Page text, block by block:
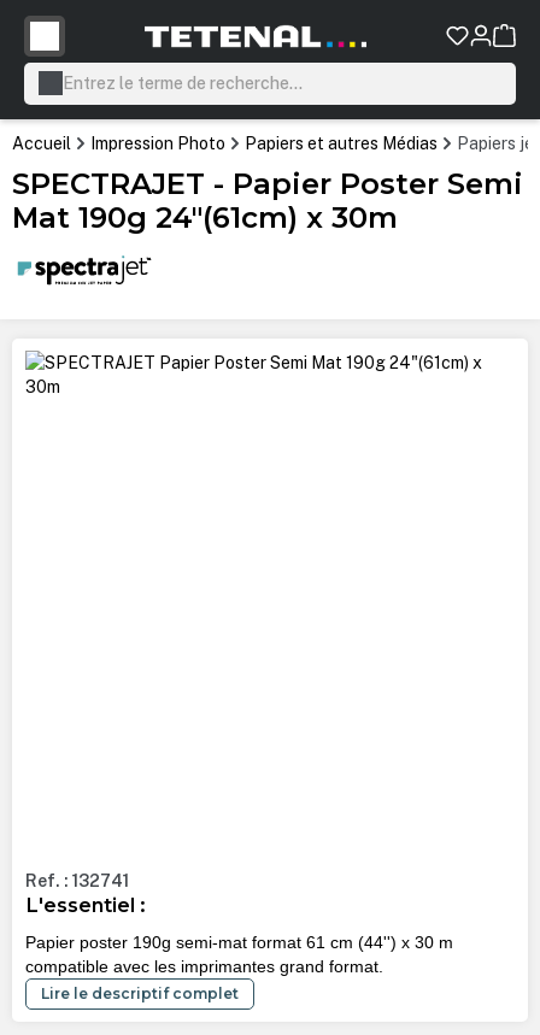
principal
Accueil Impression Photo Papiers et autres Médias Papiers
SPECTRAJET - Papier Poster Semi
Mat 190g 24"(61cm) x 30m
Ignorer la galerie d'images
Ref. : 132741
L'essentiel :
Papier poster 190g semi-mat format 61 cm (44'') x 30 m
compatible avec les imprimantes grand format.
Lire le descriptif complet